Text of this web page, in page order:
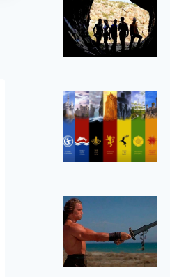
79 Candidaturas
a los Emmy para
las series de FOX
julio 15, 2011